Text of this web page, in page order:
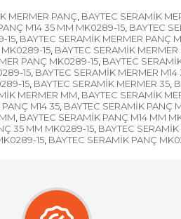
MERMER PANÇ, BAYTEC SERAMİK
M14 35 MM MK0289-15, BAYTEC
15, BAYTEC SERAMİK MERMER PANÇ
15, BAYTEC SERAMİK
PANÇ MK0289-15, BAYTEC
15, BAYTEC SERAMİK MERMER
15, BAYTEC SERAMİK MERMER 35,
MERMER MM, BAYTEC SERAMİK
M14 35, BAYTEC SERAMİK PANÇ
, BAYTEC SERAMİK PANÇ M14 MM
35 MM MK0289-15, BAYTEC
15, BAYTEC SERAMİK PANÇ